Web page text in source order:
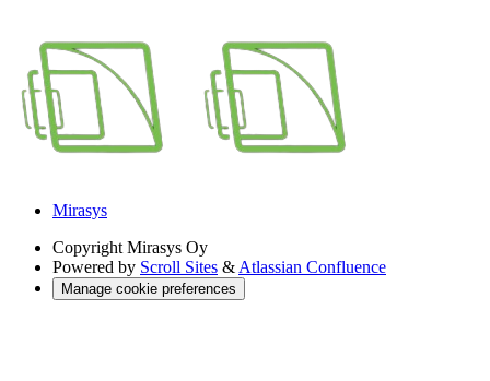
Mirasys
Copyright Mirasys Oy
Powered by Scroll Sites & Atlassian Confluence
Manage cookie preferences